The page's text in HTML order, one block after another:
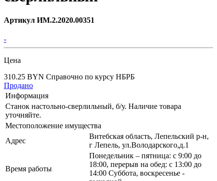
Артикул ИМ.2.2020.00351
-
Цена
310.25 BYN Справочно по курсу НБРБ
Продано
Информация
Станок настольно-сверлильный, б/у. Наличие товара
уточняйте.
Местоположение имущества
Адрес
Витебская область, Лепельский р-н,
г Лепель, ул.Володарского,д.1
Время работы
Понедельник – пятница: с 9:00 до
18:00, перерыв на обед: с 13:00 до
14:00 Суббота, воскресенье -